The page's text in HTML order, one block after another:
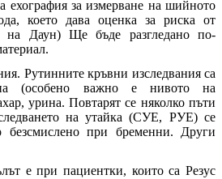
ехография за измерване на шийното
което дава оценка за риска от
на Даун) Ще бъде разгледано по-
Рутинните кръвни изследвания са
(особено важно е нивото на
урина. Повтарят се няколко пъти
на утайка (СУЕ, РУЕ) се
безсмислено при бременни. Други
е при пациентки, които са Резус